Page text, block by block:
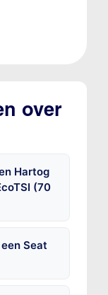
over
Hartog
(70
Seat